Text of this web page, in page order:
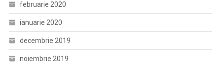
februarie 2020
ianuarie 2020
decembrie 2019
noiembrie 2019